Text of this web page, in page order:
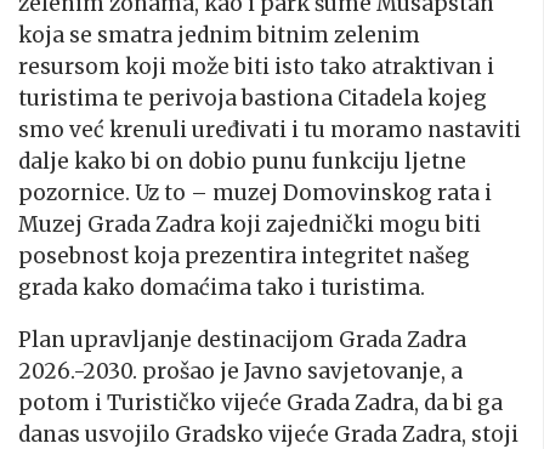
koja se smatra jednim bitnim zelenim
resursom koji može biti isto tako atraktivan i
turistima te perivoja bastiona Citadela kojeg
smo već krenuli uređivati i tu moramo nastaviti
dalje kako bi on dobio punu funkciju ljetne
pozornice. Uz to – muzej Domovinskog rata i
Muzej Grada Zadra koji zajednički mogu biti
posebnost koja prezentira integritet našeg
grada kako domaćima tako i turistima.
Plan upravljanje destinacijom Grada Zadra
2026.-2030. prošao je Javno savjetovanje, a
potom i Turističko vijeće Grada Zadra, da bi ga
danas usvojilo Gradsko vijeće Grada Zadra, stoji